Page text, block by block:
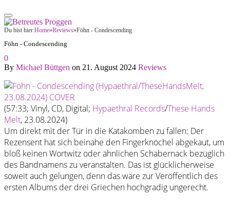
Du bist hier:Home»Reviews»Föhn - Condescending
Föhn - Condescending
0
By Michael Büttgen on 21. August 2024 Reviews
(57:33; Vinyl, CD, Digital; Hypaethral Records/These Hands
Melt, 23.08.2024)
Um direkt mit der Tür in die Katakomben zu fallen: Der
Rezensent hat sich beinahe den Fingerknöchel abgekaut, um
bloß keinen Wortwitz oder ähnlichen Schabernack bezüglich
des Bandnamens zu veranstalten. Das ist glücklicherweise
soweit auch gelungen, denn das wäre zur Veröffentlich des
ersten Albums der drei Griechen hochgradig ungerecht.